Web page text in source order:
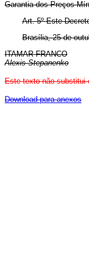
Garantia dos Preços
Art. 5º Este
Brasília, 25 de
ITAMAR FRANCO
Alexis Stepanenko
Este texto não substitui
Download para anexos